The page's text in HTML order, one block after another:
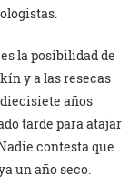
la posibilidad de
y a las resecas
años
tarde para atajar
contesta que
un año seco.